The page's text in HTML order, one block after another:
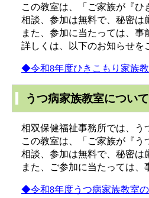
この教室は、「ご家族が『ひ
相談、参加は無料で、秘密は
また、参加に当たっては、事
詳しくは、以下のお知らせを
◆令和8年度ひきこもり家族
うつ病家族教室について
相双保健福祉事務所では、う
この教室は、「ご家族が『う
相談、参加は無料で、秘密は
また、ご参加に当たっては、
◆令和8年度うつ病家族教室